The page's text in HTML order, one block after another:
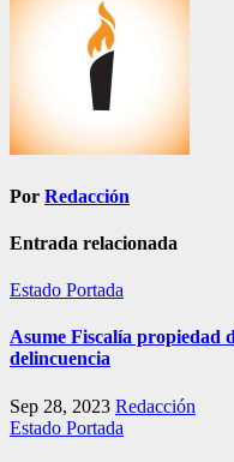
Por Redacción
Entrada relacionada
Estado Portada
Asume Fiscalía propiedad
delincuencia
Sep 28, 2023 Redacción
Estado Portada